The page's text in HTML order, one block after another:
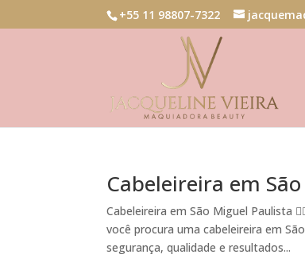
+55 11 98807-7322
Cabeleireira em
Cabeleireira em São Miguel Paulista
você procura uma cabeleireira em
segurança, qualidade e resultados...